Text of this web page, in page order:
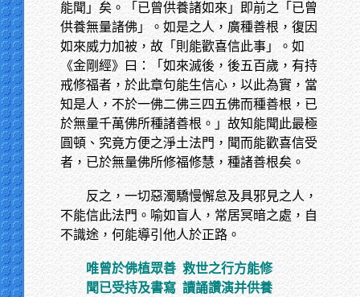
能聞」矣。「已曾供養諸如來」即前之「已曾
供養無量諸佛」。如是之人，廣種善根，復因
如來威力加被，故「則能歡喜信此事」。如
《金剛經》曰：「如來滅後，後五百歲，有持
戒修福者，於此章句能生信心，以此為實，當
知是人，不於一佛二佛三四五佛而種善根，已
於無量千萬佛所種諸善根。」故知能聞此最極
圓頓、究竟方便之淨土法門，聞而能歡喜信受
者，已於無量佛所修福修慧，種諸善根矣。
反之，一切惡濁驕慢懈怠及具邪見之人，
不能信此法門。喻如盲人，常居冥暗之處，自
不識途，何能導引他人於正路。
唯曾於佛植眾善 救世之行方能修
聞已受持及書寫 讀誦讚演并供養